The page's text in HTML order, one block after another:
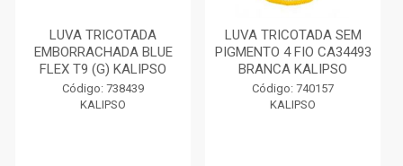
LUVA TRICOTADA
EMBORRACHADA BLUE
FLEX T9 (G) KALIPSO
Código: 738439
KALIPSO
LUVA TRICOTADA SEM
PIGMENTO 4 FIO CA34493
BRANCA KALIPSO
Código: 740157
KALIPSO